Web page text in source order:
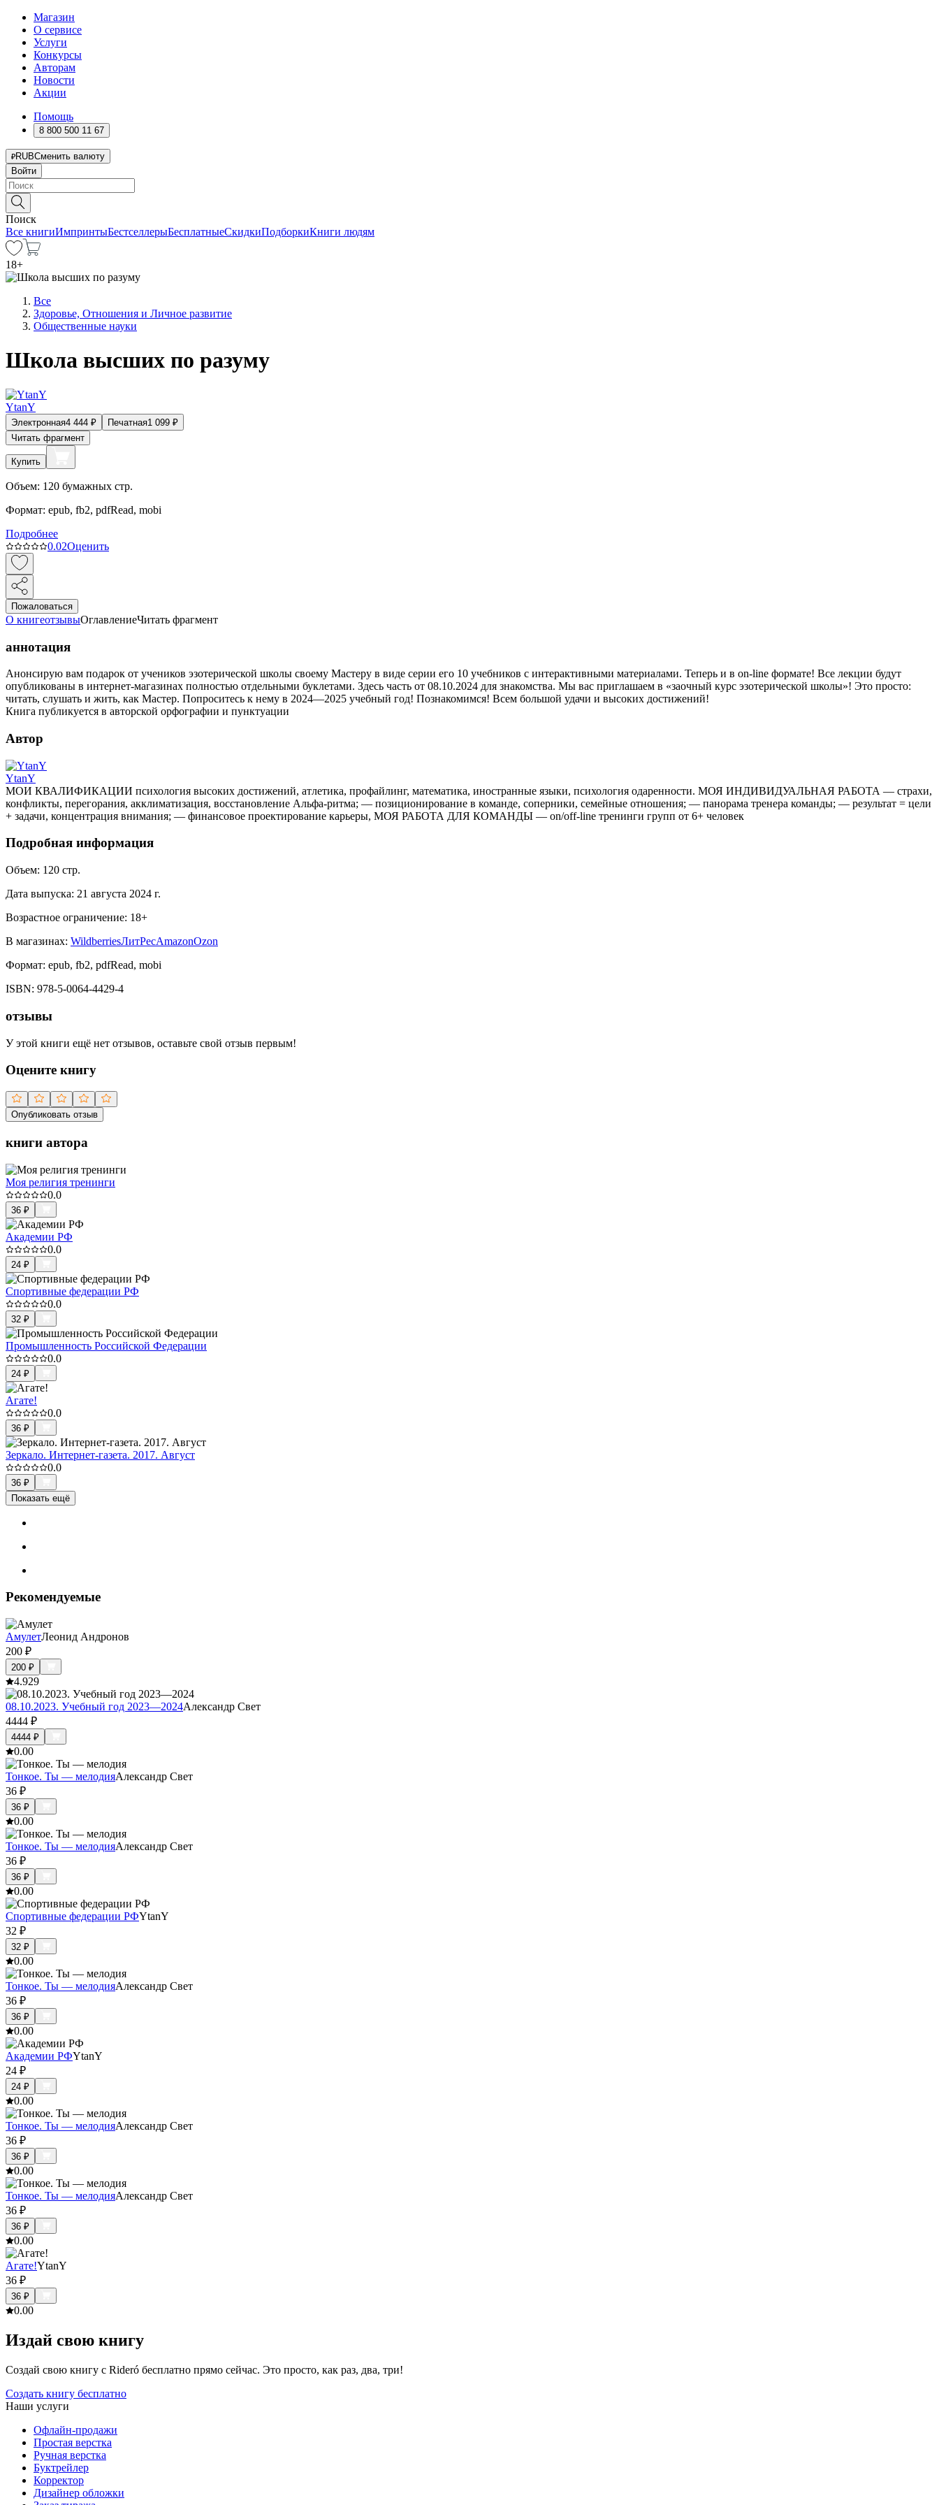
Магазин
О сервисе
Услуги
Конкурсы
Авторам
Новости
Акции
Помощь
8 800 500 11 67
RUBСменить валюту
Войти
Поиск
Все книгиИмпринтыБестселлерыБесплатныеСкидкиПодборкиКниги людям
18+
Все
Здоровье, Отношения и Личное развитие
Общественные науки
Школа высших по разуму
YtanY
Электронная4 444 ₽ Печатная1 099 ₽
Читать фрагмент
Купить
Объем: 120 бумажных стр.
Формат: epub, fb2, pdfRead, mobi
Подробнее
0.02Оценить
Пожаловаться
О книгеотзывыОглавлениеЧитать фрагмент
аннотация
Анонсирую вам подарок от учеников эзотерической школы своему Мастеру в виде серии его 10 учебников с интерактивными материалами. Теперь и в on-line формате! Все лекции будут
опубликованы в интернет-магазинах полностью отдельными буклетами. Здесь часть от 08.10.2024 для знакомства. Мы вас приглашаем в «заочный курс эзотерической школы»! Это просто:
читать, слушать и жить, как Мастер. Попроситесь к нему в 2024—2025 учебный год! Познакомимся! Всем большой удачи и высоких достижений!
Книга публикуется в авторской орфографии и пунктуации
Автор
YtanY
МОИ КВАЛИФИКАЦИИ психология высоких достижений, атлетика, профайлинг, математика, иностранные языки, психология одаренности. МОЯ ИНДИВИДУАЛЬНАЯ РАБОТА — страхи,
конфликты, перегорания, акклиматизация, восстановление Альфа-ритма; — позиционирование в команде, соперники, семейные отношения; — панорама тренера команды; — результат = цели
+ задачи, концентрация внимания; — финансовое проектирование карьеры, МОЯ РАБОТА ДЛЯ КОМАНДЫ — on/off-line тренинги групп от 6+ человек
Подробная информация
Объем: 120 стр.
Дата выпуска: 21 августа 2024 г.
Возрастное ограничение: 18+
В магазинах: WildberriesЛитРесAmazonOzon
Формат: epub, fb2, pdfRead, mobi
ISBN: 978-5-0064-4429-4
отзывы
У этой книги ещё нет отзывов, оставьте свой отзыв первым!
Оцените книгу
Опубликовать отзыв
книги автора
Моя религия тренинги
0.0
36 ₽
Академии РФ
0.0
24 ₽
Спортивные федерации РФ
0.0
32 ₽
Промышленность Российской Федерации
0.0
24 ₽
Агате!
0.0
36 ₽
Зеркало. Интернет-газета. 2017. Август
0.0
36 ₽
Показать ещё
Рекомендуемые
АмулетЛеонид Андронов
200 ₽
200 ₽
4.929
08.10.2023. Учебный год 2023—2024Александр Свет
4444 ₽
4444 ₽
0.00
Тонкое. Ты — мелодияАлександр Свет
36 ₽
36 ₽
0.00
Тонкое. Ты — мелодияАлександр Свет
36 ₽
36 ₽
0.00
Спортивные федерации РФYtanY
32 ₽
32 ₽
0.00
Тонкое. Ты — мелодияАлександр Свет
36 ₽
36 ₽
0.00
Академии РФYtanY
24 ₽
24 ₽
0.00
Тонкое. Ты — мелодияАлександр Свет
36 ₽
36 ₽
0.00
Тонкое. Ты — мелодияАлександр Свет
36 ₽
36 ₽
0.00
Агате!YtanY
36 ₽
36 ₽
0.00
Издай свою книгу
Создай свою книгу с Rideró бесплатно прямо сейчас. Это просто, как раз, два, три!
Создать книгу бесплатно
Наши услуги
Офлайн-продажи
Простая верстка
Ручная верстка
Буктрейлер
Корректор
Дизайнер обложки